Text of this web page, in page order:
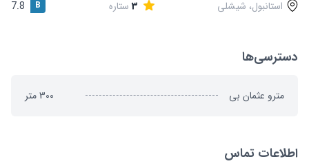
استانبول، شیشلی 3 ستاره B
7.8
دسترسی‌ها
مترو عثمان بی 300متر
اطلاعات تماس